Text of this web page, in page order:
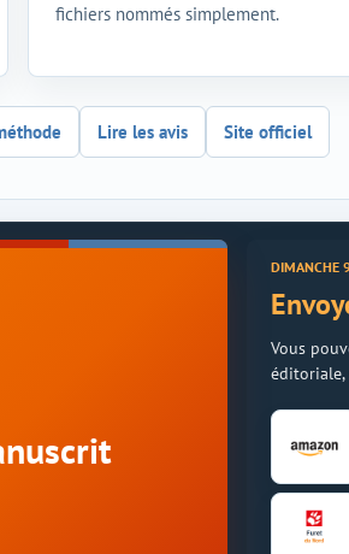
fichiers nommés simplement.
Lire les avis Site officiel
DIMANCHE
Vous
éditoriale,